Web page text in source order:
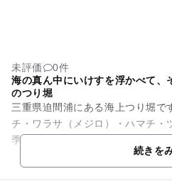
未評価
0件
海の真ん中にいけすを浮かべて、
のつり堀
三重県迫間浦にある海上つり堀で
チ・ワラサ（メジロ）・ハマチ・
季節によってはスズキ・グレ・イ
すよ。桟橋は広くて荷物を担...
続きを